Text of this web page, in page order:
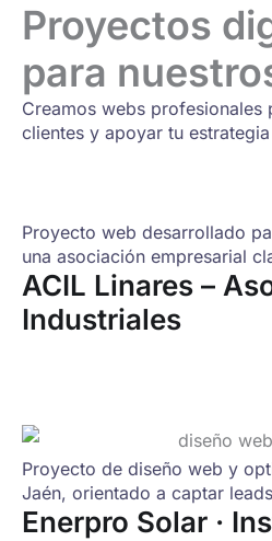
Proyectos
para
Creamos webs
clientes y apoyar tu
Proyecto web desarrollado
una asociación empresarial
ACIL Linares –
Industriales
Proyecto de diseño web y
Jaén, orientado a captar
Enerpro Solar ·